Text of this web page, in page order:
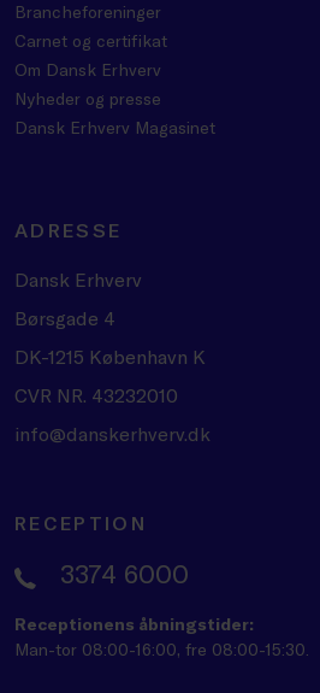
Brancheforeninger
Carnet og certifikat
Om Dansk Erhverv
Nyheder og presse
Dansk Erhverv Magasinet
ADRESSE
Dansk Erhverv
Børsgade 4
DK-1215 København K
CVR NR. 43232010
info@danskerhverv.dk
RECEPTION
3374 6000
Receptionens åbningstider:
Man-tor 08:00-16:00, fre 08:00-15:30.